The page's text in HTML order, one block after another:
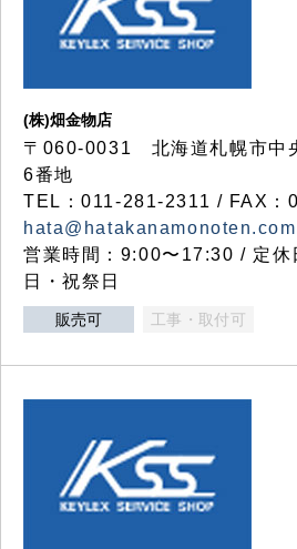
(株)畑金物店
〒060-0031 北海道札幌市中
6番地
TEL：011-281-2311 / FAX：
hata@hatakanamonoten.com
営業時間：9:00〜17:30 / 定休
日・祝祭日
販売可 工事・取付可